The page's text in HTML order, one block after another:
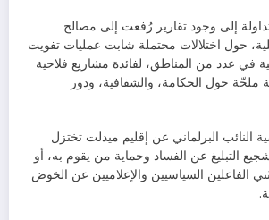
إلى وجود تقارير رُفعت إلى مصالح
حول اختلالات محتملة شابت عمليات تفويت
في عدد من المناطق، لفائدة مشاريع فلاحية
ملحّة حول الحكامة، والشفافية، ودور
النائب البرلماني عن إقليم ميدلت تختزل
التبليغ عن الفساد وحماية من يقوم به، أو
الفاعلين السياسيين والإعلاميين عن الخوض